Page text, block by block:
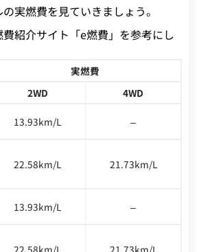
実燃費を見ていきましょう。
紹介サイト「e燃費」を参考にし
実燃費
2WD
4WD
13.93km/L –
22.58km/L 21.73km/L
13.93km/L –
22.58km/L 21.73km/L